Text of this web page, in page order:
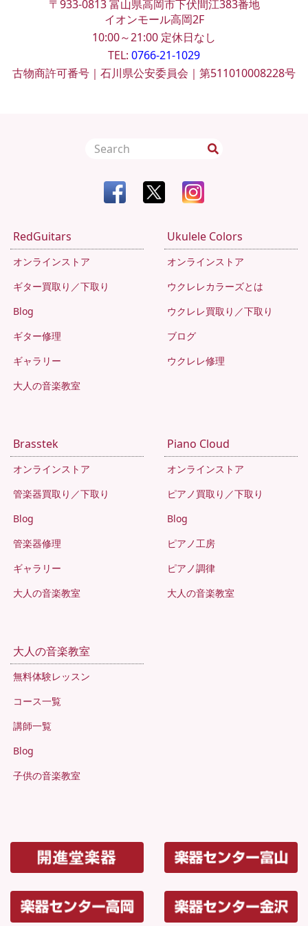
〒933-0813 富山県高岡市下伏間江383番地
イオンモール高岡2F
10:00～21:00 定休日なし
TEL: 0766-21-1029
古物商許可番号｜石川県公安委員会｜第511010008228号
RedGuitars
オンラインストア
ギター買取り／下取り
Blog
ギター修理
ギャラリー
大人の音楽教室
Ukulele Colors
オンラインストア
ウクレレカラーズとは
ウクレレ買取り／下取り
ブログ
ウクレレ修理
Brasstek
オンラインストア
管楽器買取り／下取り
Blog
管楽器修理
ギャラリー
大人の音楽教室
Piano Cloud
オンラインストア
ピアノ買取り／下取り
Blog
ピアノ工房
ピアノ調律
大人の音楽教室
大人の音楽教室
無料体験レッスン
コース一覧
講師一覧
Blog
子供の音楽教室